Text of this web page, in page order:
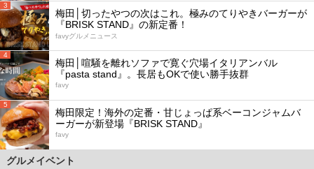
3
梅田│切ったやつの次はこれ。極みのてりやきバーガーが
『BRISK STAND』の新定番！
favyグルメニュース
4
梅田│喧騒を離れソファで寛ぐ穴場イタリアンバル
『pasta stand』。長居もOKで使い勝手抜群
favy
5
梅田限定！海外の定番・甘じょっぱ系ベーコンジャムバ
ーガーが新登場『BRISK STAND』
favy
グルメイベント